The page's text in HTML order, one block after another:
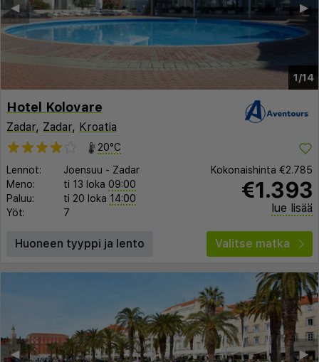
1/14
▶︎
◀︎
Hotel Kolovare
Zadar, Zadar, Kroatia
20°C
Lennot:
Joensuu - Zadar
Meno:
ti 13 loka 09:00
Paluu:
ti 20 loka 14:00
Yöt:
7
Kokonaishinta €2.785
€1.393
lue lisää
Huoneen tyyppi ja lento Valitse matka
▶︎
◀︎